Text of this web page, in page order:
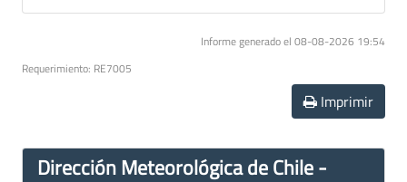
Informe generado el 08-08-2026 19:54
Requerimiento: RE7005
Imprimir
Dirección Meteorológica de Chile -